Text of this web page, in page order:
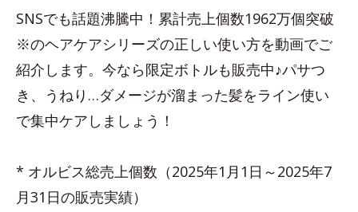
SNSでも話題沸騰中！累計売上個数1962万個突破
※のヘアケアシリーズの正しい使い方を動画でご
紹介します。今なら限定ボトルも販売中♪パサつ
き、うねり…ダメージが溜まった髪をライン使い
で集中ケアしましょう！
* オルビス総売上個数（2025年1月1日～2025年7
月31日の販売実績）